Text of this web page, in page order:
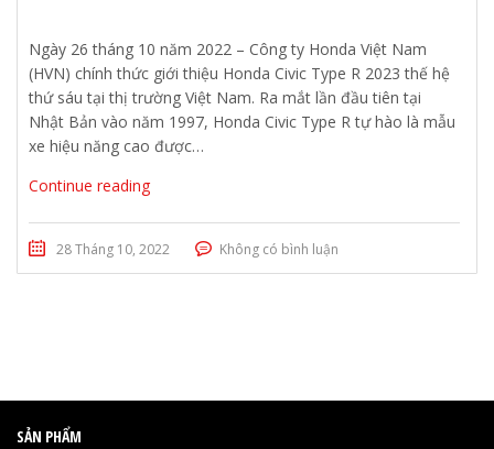
Ngày 26 tháng 10 năm 2022 – Công ty Honda Việt Nam
(HVN) chính thức giới thiệu Honda Civic Type R 2023 thế hệ
thứ sáu tại thị trường Việt Nam. Ra mắt lần đầu tiên tại
Nhật Bản vào năm 1997, Honda Civic Type R tự hào là mẫu
xe hiệu năng cao được…
Continue reading
28 Tháng 10, 2022 Không có bình luận
SẢN PHẨM